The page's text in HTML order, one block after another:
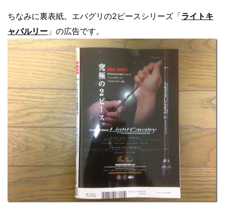
ちなみに裏表紙。エバグリの2ピースシリーズ「ライトキ
ャバルリー 」の広告です。